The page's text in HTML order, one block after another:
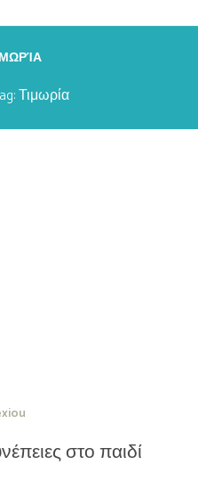
Τιμωρία
στο παιδί